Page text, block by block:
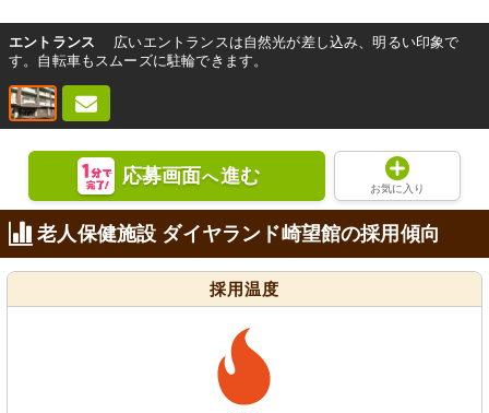
エントランス
広いエントランスは自然光が差し込み、明るい印象で
す。自転車もスムーズに駐輪できます。
応募画面へ進む
お気に入り
老人保健施設 ダイヤランド崎望館の採用傾向
採用温度